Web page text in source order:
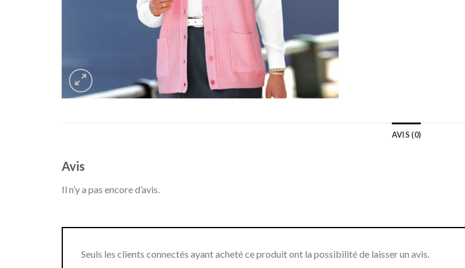
AVIS (0)
Avis
Il n’y a pas encore d’avis.
Seuls les clients connectés ayant acheté ce produit ont la possibilité de laisser un avis.